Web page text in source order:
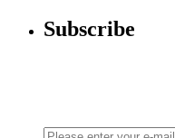
Subscribe